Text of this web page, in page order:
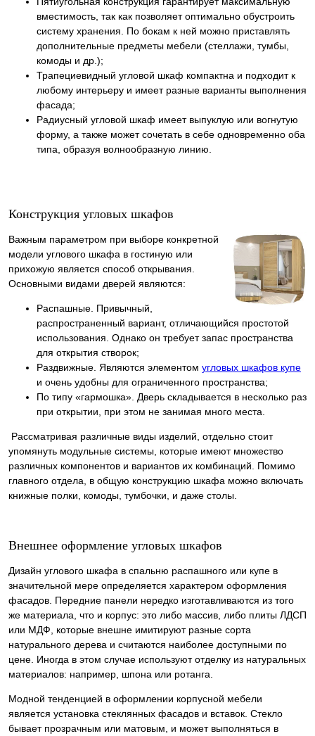
вместимость, так как позволяет оптимально обустроить
систему хранения. По бокам к ней можно приставлять
дополнительные предметы мебели (стеллажи, тумбы,
комоды и др.);
Трапециевидный угловой шкаф компактна и подходит к
любому интерьеру и имеет разные варианты выполнения
фасада;
Радиусный угловой шкаф имеет выпуклую или вогнутую
форму, а также может сочетать в себе одновременно оба
типа, образуя волнообразную линию.
Конструкция угловых шкафов
Важным параметром при выборе конкретной
модели углового шкафа в гостиную или
прихожую является способ открывания.
Основными видами дверей являются:
Распашные. Привычный,
распространенный вариант, отличающийся простотой
использования. Однако он требует запас пространства
для открытия створок;
Раздвижные. Являются элементом угловых шкафов купе
и очень удобны для ограниченного пространства;
По типу «гармошка». Дверь складывается в несколько раз
при открытии, при этом не занимая много места.
Рассматривая различные виды изделий, отдельно стоит
упомянуть модульные системы, которые имеют множество
различных компонентов и вариантов их комбинаций. Помимо
главного отдела, в общую конструкцию шкафа можно включать
книжные полки, комоды, тумбочки, и даже столы.
Внешнее оформление угловых шкафов
Дизайн углового шкафа в спальню распашного или купе в
значительной мере определяется характером оформления
фасадов. Передние панели нередко изготавливаются из того
же материала, что и корпус: это либо массив, либо плиты ЛДСП
или МДФ, которые внешне имитируют разные сорта
натурального дерева и считаются наиболее доступными по
цене. Иногда в этом случае используют отделку из натуральных
материалов: например, шпона или ротанга.
Модной тенденцией в оформлении корпусной мебели
является установка стеклянных фасадов и вставок. Стекло
бывает прозрачным или матовым, и может выполняться в